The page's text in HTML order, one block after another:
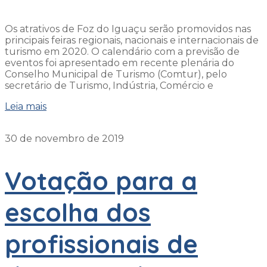
Os atrativos de Foz do Iguaçu serão promovidos nas
principais feiras regionais, nacionais e internacionais de
turismo em 2020. O calendário com a previsão de
eventos foi apresentado em recente plenária do
Conselho Municipal de Turismo (Comtur), pelo
secretário de Turismo, Indústria, Comércio e
Leia mais
30 de novembro de 2019
Votação para a
escolha dos
profissionais de